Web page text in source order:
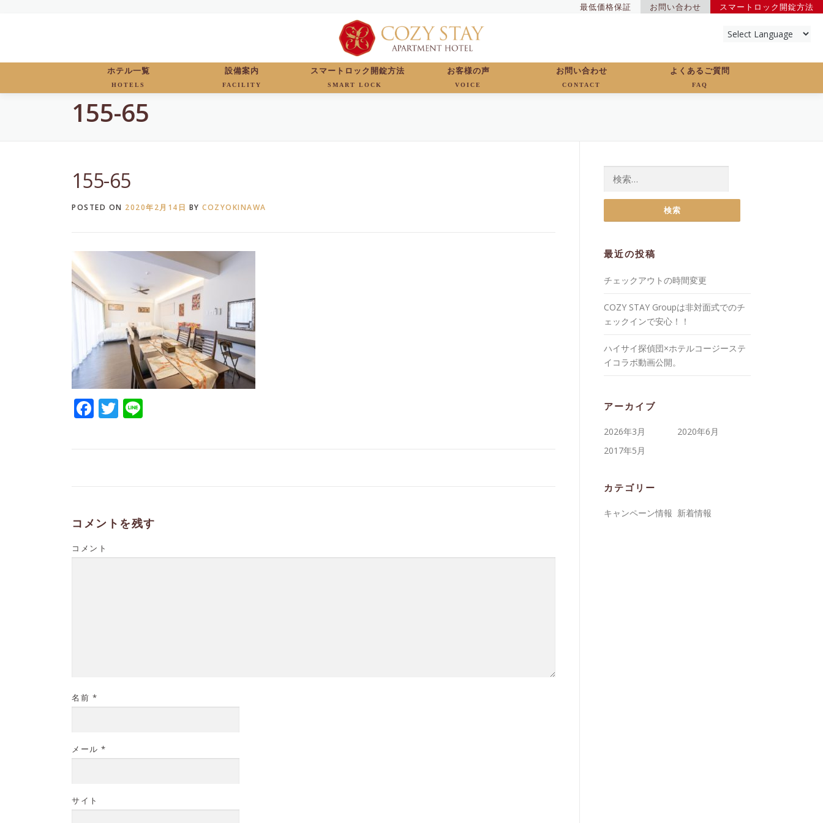
スマートロック開錠方法
お問い合わせ
最低価格保証
ホテル一覧
HOTELS
設備案内
FACILITY
スマートロック開錠方法
SMART LOCK
お客様の声
VOICE
お問い合わせ
CONTACT
よくあるご質問
FAQ
155-65
155-65
POSTED ON 2020年2月14日 BY COZYOKINAWA
Facebook
Twitter
コメントを残す
コメント
名前 *
メール *
サイト
最近の投稿
チェックアウトの時間変更
COZY STAY Groupは非対面式でのチ
ェックインで安心！！
ハイサイ探偵団×ホテルコージーステ
イコラボ動画公開。
アーカイブ
2026年3月
2020年6月
2017年5月
カテゴリー
キャンペーン情報 新着情報